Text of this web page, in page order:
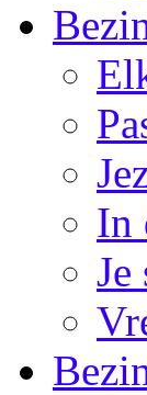
In
Je